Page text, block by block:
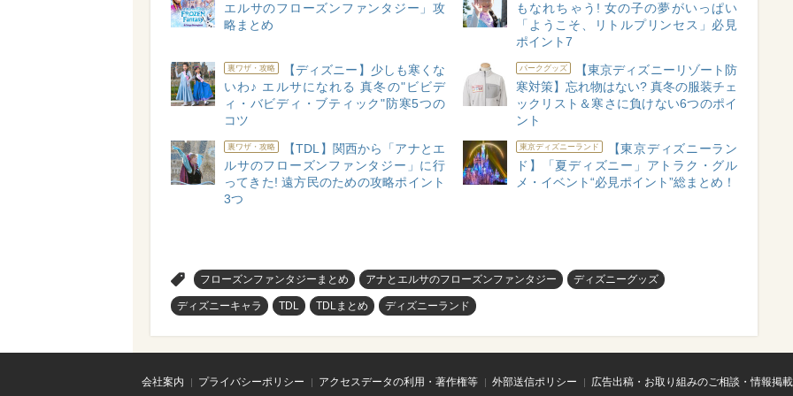
エルサのフローズンファンタジー」攻
略まとめ
もなれちゃう! 女の子の夢がいっぱい
「ようこそ、リトルプリンセス」必見
ポイント7
裏ワザ・攻略
【ディズニー】少しも寒くな
いわ♪ エルサになれる 真冬の"ビビデ
ィ・バビディ・ブティック"防寒5つの
コツ
パークグッズ
【東京ディズニーリゾート防
寒対策】忘れ物はない? 真冬の服装チェ
ックリスト＆寒さに負けない6つのポイ
ント
裏ワザ・攻略
【TDL】関西から「アナとエ
ルサのフローズンファンタジー」に行
ってきた! 遠方民のための攻略ポイント
3つ
東京ディズニーランド
【東京ディズニーラン
ド】「夏ディズニー」アトラク・グル
メ・イベント“必見ポイント”総まとめ！
フローズンファンタジーまとめ アナとエルサのフローズンファンタジー ディズニーグッズ
ディズニーキャラ TDL TDLまとめ ディズニーランド
会社案内 プライバシーポリシー アクセスデータの利用・著作権等 外部送信ポリシー 広告出稿・お取り組みのご相談・情報掲